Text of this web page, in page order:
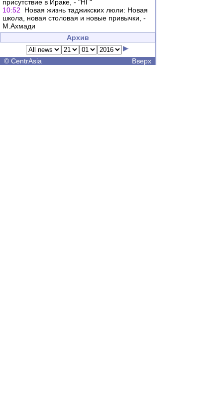
присутствие в Ираке, - "НГ"
10:52
Новая жизнь таджикских люли: Новая
школа, новая столовая и новые привычки, -
М.Ахмади
Архив
© CentrAsia Вверх